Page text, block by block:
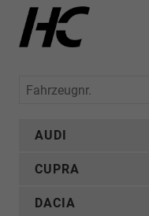
Fahrzeugnr.
AUDI
CUPRA
DACIA